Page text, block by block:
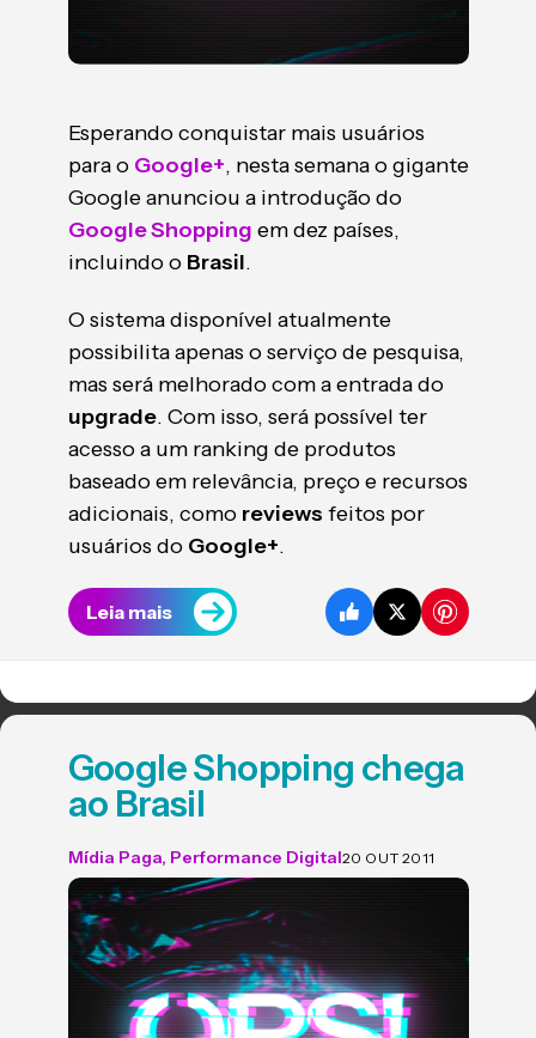
Esperando conquistar mais usuários
para o Google+, nesta semana o gigante
Google anunciou a introdução do
Google Shopping em dez países,
incluindo o Brasil.
O sistema disponível atualmente
possibilita apenas o serviço de pesquisa,
mas será melhorado com a entrada do
upgrade. Com isso, será possível ter
acesso a um ranking de produtos
baseado em relevância, preço e recursos
adicionais, como reviews feitos por
usuários do Google+.
Leia mais
Google Shopping chega
ao Brasil
Mídia Paga, Performance Digital20 OUT 2011